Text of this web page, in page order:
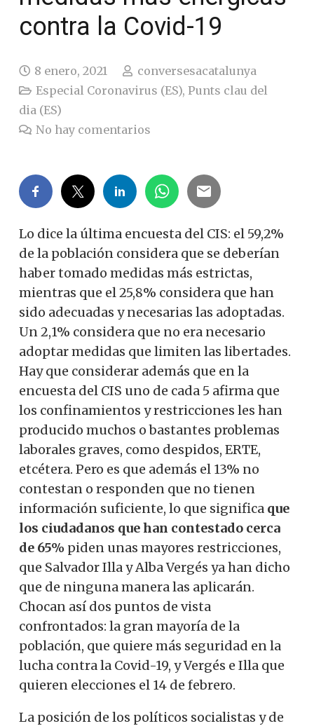
contra la Covid-19
8 enero, 2021
conversesacatalunya
Especial Coronavirus (ES),Punts clau del
dia (ES)
No hay comentarios
Lo dice la última encuesta del CIS: el 59,2%
de la población considera que se deberían
haber tomado medidas más estrictas,
mientras que el 25,8% considera que han
sido adecuadas y necesarias las adoptadas.
Un 2,1% considera que no era necesario
adoptar medidas que limiten las libertades.
Hay que considerar además que en la
encuesta del CIS uno de cada 5 afirma que
los confinamientos y restricciones les han
producido muchos o bastantes problemas
laborales graves, como despidos, ERTE,
etcétera. Pero es que además el 13% no
contestan o responden que no tienen
información suficiente, lo que significa que
los ciudadanos que han contestado cerca
de 65% piden unas mayores restricciones,
que Salvador Illa y Alba Vergés ya han dicho
que de ninguna manera las aplicarán.
Chocan así dos puntos de vista
confrontados: la gran mayoría de la
población, que quiere más seguridad en la
lucha contra la Covid-19, y Vergés e Illa que
quieren elecciones el 14 de febrero.
La posición de los políticos socialistas y de